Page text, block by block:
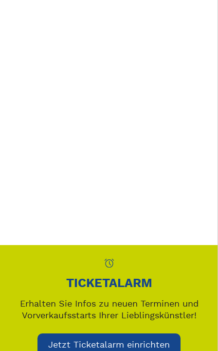
TICKETALARM
Erhalten Sie Infos zu neuen Terminen und
Vorverkaufsstarts Ihrer Lieblingskünstler!
Jetzt Ticketalarm einrichten